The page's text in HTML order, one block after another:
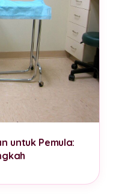
untuk Pemula: